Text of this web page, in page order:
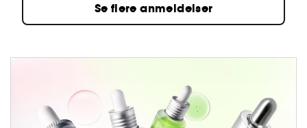
Se flere anmeldelser